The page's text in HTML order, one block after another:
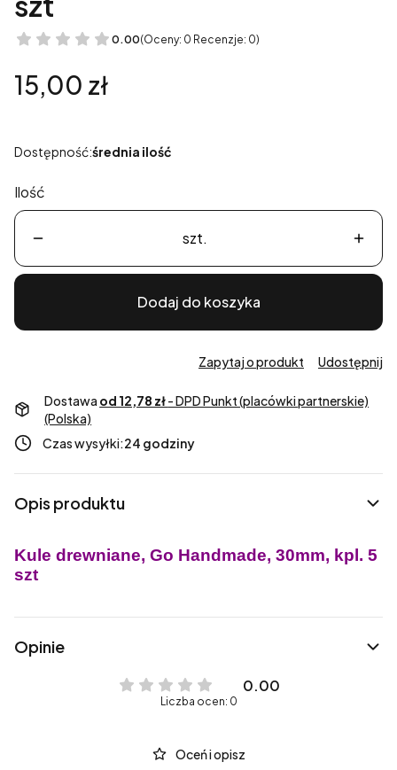
0.00(Oceny: 0 Recenzje: 0)
Cena
15,00 zł
Dostępność:średnia ilość
Ilość
szt.
Dodaj do koszyka
Zapytaj o produkt Udostępnij
Dostawa od 12,78 zł- DPD Punkt (placówki partnerskie)
(Polska)
Czas wysyłki:24 godziny
Opis produktu
Kule drewniane, Go Handmade, 30mm, kpl. 5
szt
Opinie
0.00
Liczba ocen: 0
Oceń i opisz